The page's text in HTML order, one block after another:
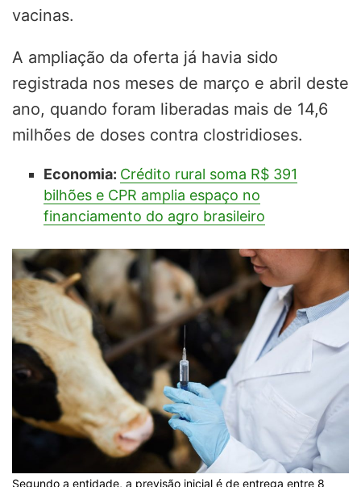
vacinas.
A ampliação da oferta já havia sido
registrada nos meses de março e abril deste
ano, quando foram liberadas mais de 14,6
milhões de doses contra clostridioses.
Economia: Crédito rural soma R$ 391
bilhões e CPR amplia espaço no
financiamento do agro brasileiro
Segundo a entidade, a previsão inicial é de entrega entre 8